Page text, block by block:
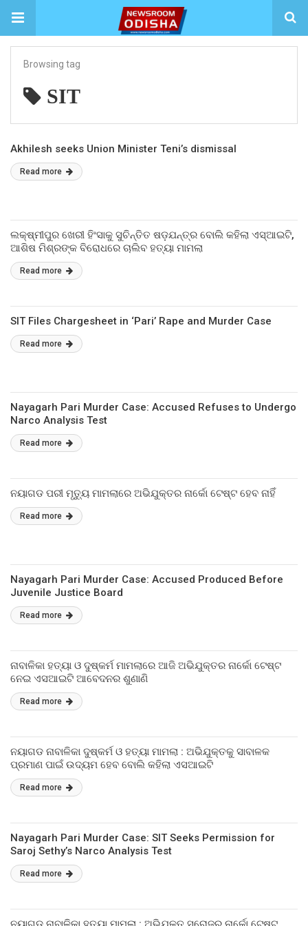
Browsing tag
SIT
Akhilesh seeks Union Minister Teni’s dismissal
Read more
ଲକ୍ଷ୍ମୀପୁର ଖେରୀ ହିଂସାକୁ ସୁଚିନ୍ତିତ ଷଡ଼ଯନ୍ତ୍ର ବୋଲି କହିଲା ଏସ୍ଆଇଟି,
ଆଶିଷ ମିଶ୍ରଙ୍କ ବିରୋଧରେ ଚାଲିବ ହତ୍ୟା ମାମଲା
Read more
SIT Files Chargesheet in ‘Pari’ Rape and Murder Case
Read more
Nayagarh Pari Murder Case: Accused Refuses to Undergo
Narco Analysis Test
Read more
ନୟାଗଡ ପରୀ ମୃତ୍ୟୁ ମାମଲାରେ ଅଭିଯୁକ୍ତର ନାର୍କୋ ଟେଷ୍ଟ ହେବ ନାହିଁ
Read more
Nayagarh Pari Murder Case: Accused Produced Before
Juvenile Justice Board
Read more
ନାବାଳିକା ହତ୍ୟା ଓ ଦୁଷ୍କର୍ମ ମାମଲାରେ ଆଜି ଅଭିଯୁକ୍ତର ନାର୍କୋ ଟେଷ୍ଟ
ନେଇ ଏସଆଇଟି ଆବେଦନର ଶୁଣାଣି
Read more
ନୟାଗଡ ନାବାଳିକା ଦୁଷ୍କର୍ମ ଓ ହତ୍ୟା ମାମଲା : ଅଭିଯୁକ୍ତକୁ ସାବାଳକ
ପ୍ରମାଣ ପାଇଁ ଉଦ୍ୟମ ହେବ ବୋଲି କହିଲା ଏସଆଇଟି
Read more
Nayagarh Pari Murder Case: SIT Seeks Permission for
Saroj Sethy’s Narco Analysis Test
Read more